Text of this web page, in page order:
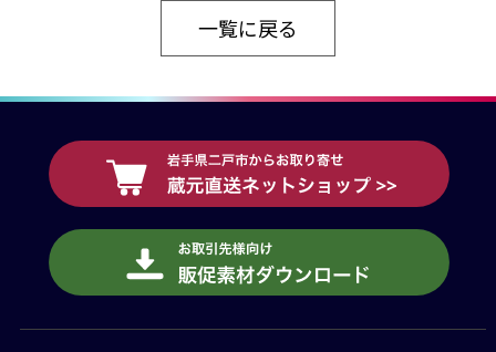
一覧に戻る